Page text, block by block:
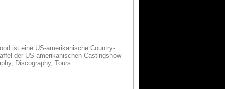
ist eine US-amerikanische Country-
der US-amerikanischen Castingshow
Discography, Tours ...